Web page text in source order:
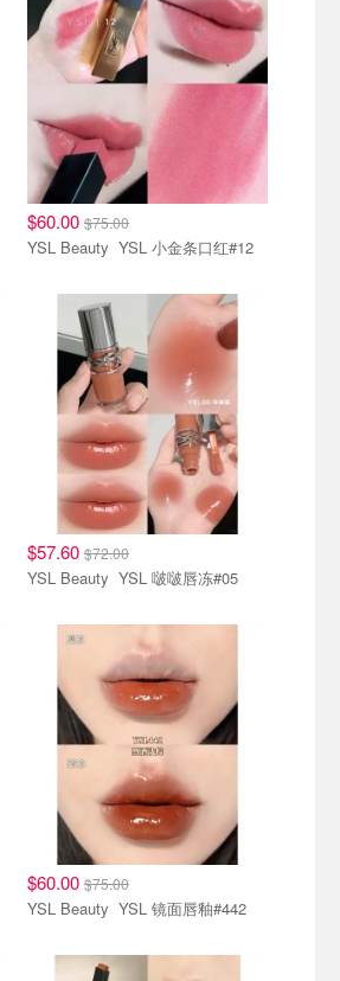
$60.00 $75.00
YSL Beauty YSL 小金条口红#12
$57.60 $72.00
YSL Beauty YSL 啵啵唇冻#05
$60.00 $75.00
YSL Beauty YSL 镜面唇釉#442
唇妆